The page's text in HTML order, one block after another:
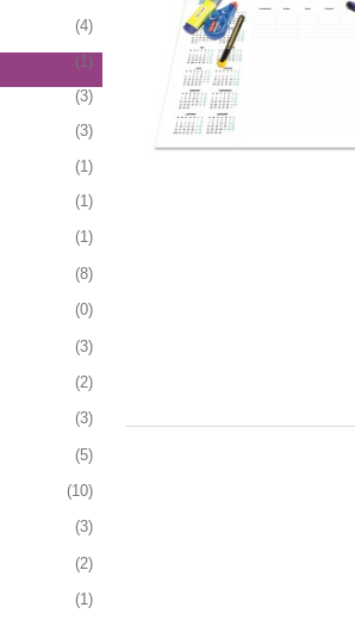
(4)
(1)
(3)
(3)
(1)
(1)
(1)
(8)
(0)
(3)
(2)
(3)
(5)
(10)
(3)
(2)
(1)